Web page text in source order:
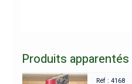
Produits apparentés
Réf : 4168